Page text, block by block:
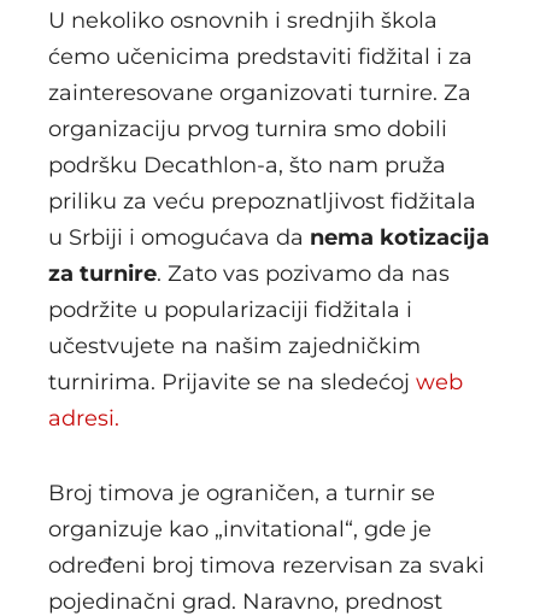
U nekoliko osnovnih i srednjih škola
ćemo učenicima predstaviti fidžital i za
zainteresovane organizovati turnire. Za
organizaciju prvog turnira smo dobili
podršku Decathlon-a, što nam pruža
priliku za veću prepoznatljivost fidžitala
u Srbiji i omogućava da nema kotizacija
za turnire. Zato vas pozivamo da nas
podržite u popularizaciji fidžitala i
učestvujete na našim zajedničkim
turnirima. Prijavite se na sledećoj web
adresi.
Broj timova je ograničen, a turnir se
organizuje kao „invitational“, gde je
određeni broj timova rezervisan za svaki
pojedinačni grad. Naravno, prednost